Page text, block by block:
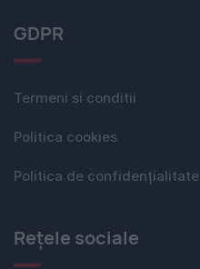
GDPR
Termeni si conditii
Politica cookies
Politica de confidențialitate
Rețele sociale